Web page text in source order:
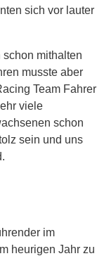
sich vor lauter
mithalten
musste aber
Team Fahrer
viele
schon
sein und uns
im
heurigen Jahr zu